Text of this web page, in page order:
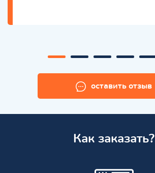
оставить отзыв
Как заказать?